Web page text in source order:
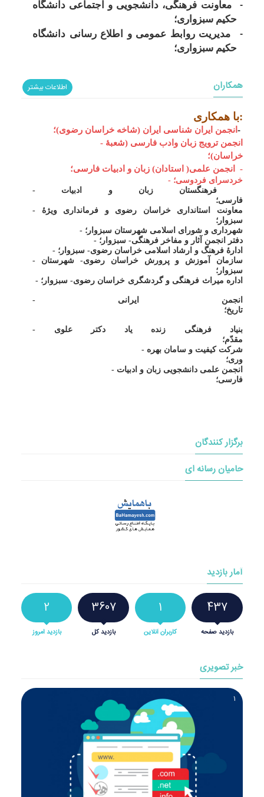
-
معاونت فرهنگی، دانشجویی و اجتماعی دانشگاه
حکیم سبزواری؛
-
مدیریت روابط عمومی و اطلاع رسانی دانشگاه
حکیم سبزواری؛
همکاران اطلاعات بیشتر
با همکاری:
- انجمن ایران شناسی ایران (شاخه خراسان رضوی)؛
- انجمن ترویج زبان وادب فارسی (شعبۀ
خراسان)؛
-
انجمن علمی( استادان) زبان و ادبیات فارسی؛
- خردسرای فردوسی؛
- فرهنگستان زبان و ادبیات
فارسی؛
- معاونت استانداری خراسان رضوی و فرمانداری ویژۀ
سبزوار؛
- شهرداری و شورای اسلامی شهرستان سبزوار؛
- دفتر انجمن آثار و مفاخر فرهنگی- سبزوار؛
- ادارۀ فرهنگ و ارشاد اسلامی خراسان رضوی- سبزوار؛
- سازمان آموزش و پرورش خراسان رضوی- شهرستان
سبزوار؛
- اداره میراث فرهنگی و گردشگری خراسان رضوی- سبزوار؛
- انجمن ایرانی
تاریخ؛
- بنیاد فرهنگی زنده یاد دکتر علوی
مقدّم؛
- شرکت کیفیت و سامان بهره
وری؛
- انجمن علمی دانشجویی زبان و ادبیات
فارسی؛
برگزار کنندگان
حامیان رسانه ای
آمار بازدید
2
بازدید امروز
3607
بازدید کل
1
کاربران آنلاین
437
بازدید صفحه
خبر تصویری
2